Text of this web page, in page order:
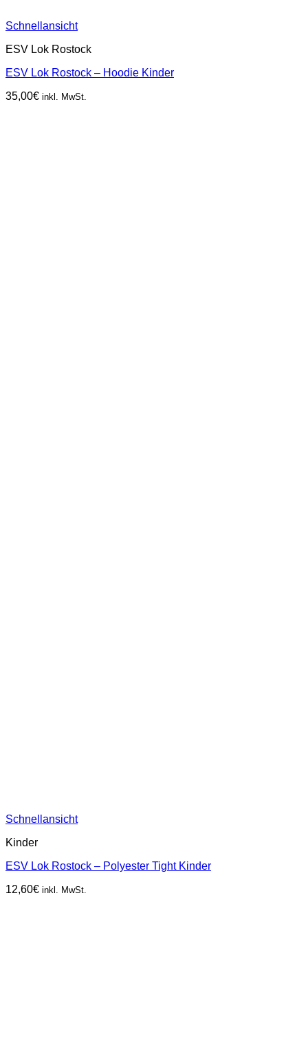
Schnellansicht
ESV Lok Rostock
ESV Lok Rostock – Hoodie Kinder
35,00€ inkl. MwSt.
Schnellansicht
Kinder
ESV Lok Rostock – Polyester Tight Kinder
12,60€ inkl. MwSt.